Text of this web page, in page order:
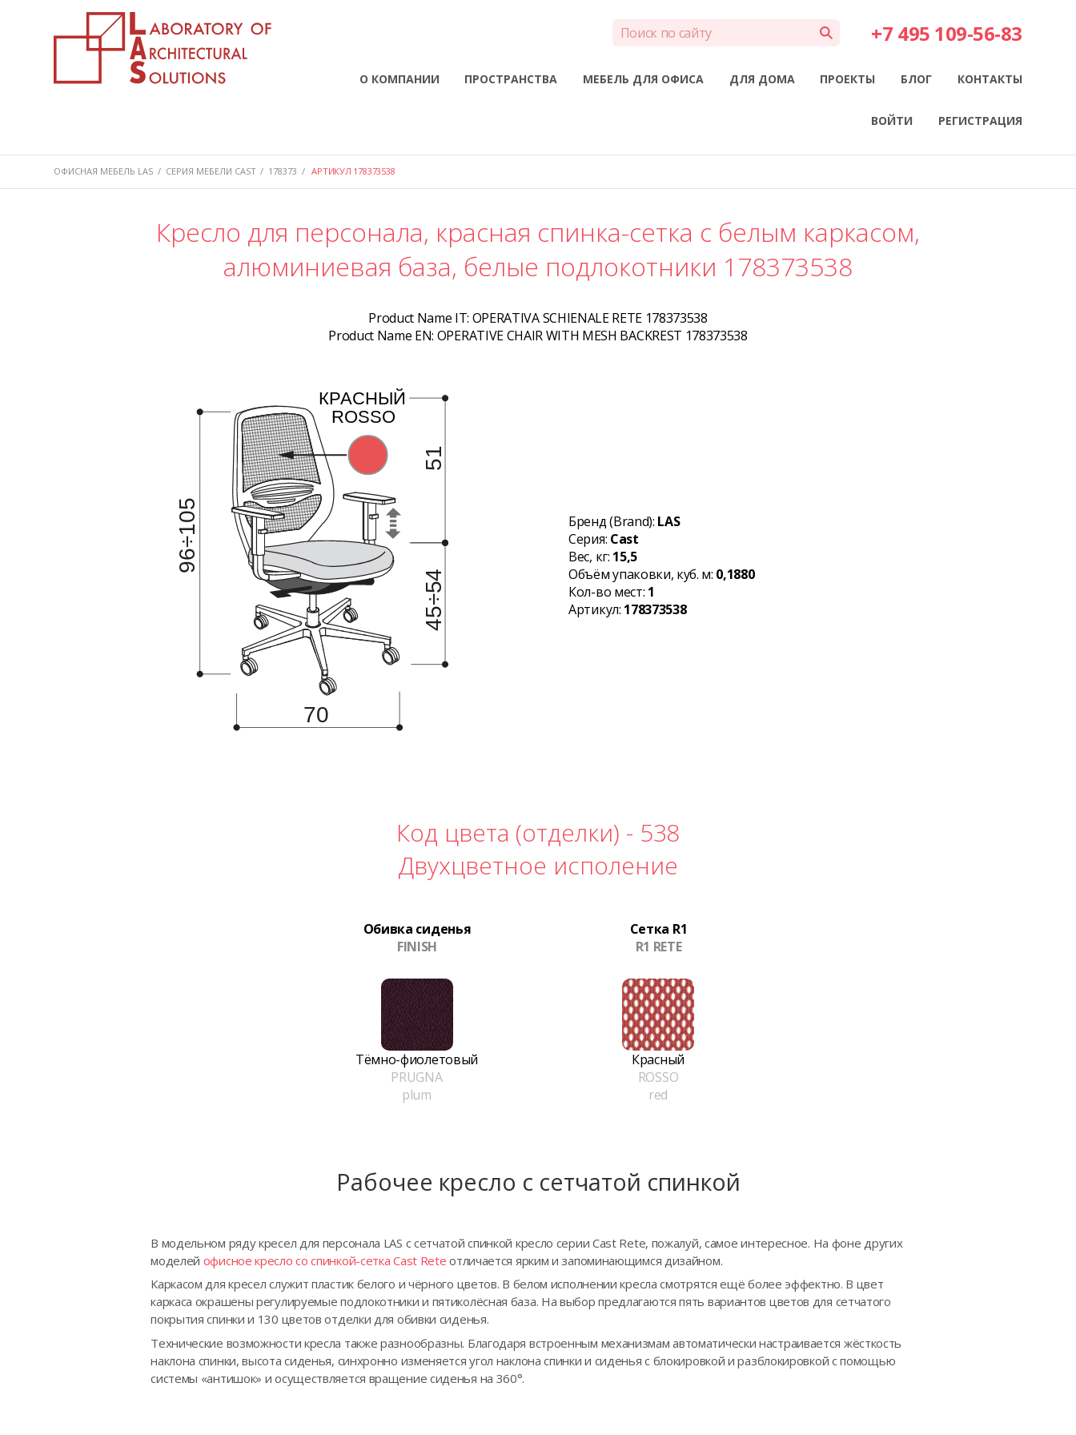
+7 495 109-56-83
О КОМПАНИИ ПРОСТРАНСТВА МЕБЕЛЬ ДЛЯ ОФИСА ДЛЯ ДОМА ПРОЕКТЫ БЛОГ КОНТАКТЫ
ВОЙТИ РЕГИСТРАЦИЯ
ОФИСНАЯ МЕБЕЛЬ LAS / СЕРИЯ МЕБЕЛИ CAST / 178373 / АРТИКУЛ 178373538
Кресло для персонала, красная спинка-сетка с белым каркасом,
алюминиевая база, белые подлокотники 178373538
Product Name IT: OPERATIVA SCHIENALE RETE 178373538
Product Name EN: OPERATIVE CHAIR WITH MESH BACKREST 178373538
Бренд (Brand): LAS
Серия: Cast
Вес, кг: 15,5
Объём упаковки, куб. м: 0,1880
Кол-во мест: 1
Артикул: 178373538
Код цвета (отделки) - 538
Двухцветное исполение
Обивка сиденья
FINISH
Сетка R1
R1 RETE
Тёмно-фиолетовый
PRUGNA
plum
Красный
ROSSO
red
Рабочее кресло с сетчатой спинкой
В модельном ряду кресел для персонала LAS с сетчатой спинкой кресло серии Cast Rete, пожалуй, самое интересное. На фоне других
моделей офисное кресло со спинкой-сетка Cast Rete отличается ярким и запоминающимся дизайном.
Каркасом для кресел служит пластик белого и чёрного цветов. В белом исполнении кресла смотрятся ещё более эффектно. В цвет
каркаса окрашены регулируемые подлокотники и пятиколёсная база. На выбор предлагаются пять вариантов цветов для сетчатого
покрытия спинки и 130 цветов отделки для обивки сиденья.
Технические возможности кресла также разнообразны. Благодаря встроенным механизмам автоматически настраивается жёсткость
наклона спинки, высота сиденья, синхронно изменяется угол наклона спинки и сиденья с блокировкой и разблокировкой с помощью
системы «антишок» и осуществляется вращение сиденья на 360°.